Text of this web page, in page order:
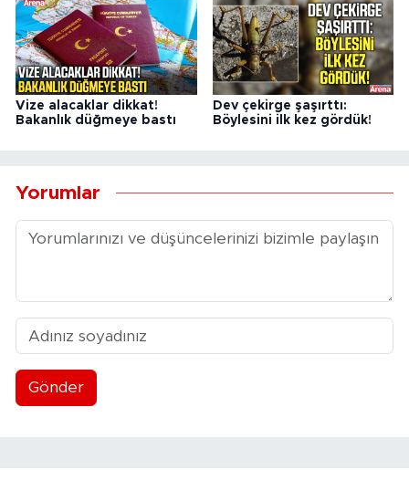
Vize alacaklar dikkat!
Bakanlık düğmeye bastı
Dev çekirge şaşırttı:
Böylesini ilk kez gördük!
Yorumlar
Gönder